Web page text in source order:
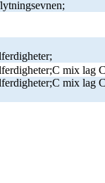
mix lag
mix lag